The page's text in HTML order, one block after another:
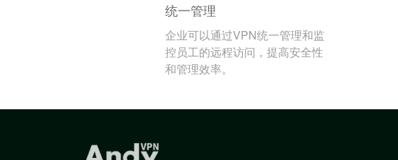
统一管理
企业可以通过VPN统一管理和监
控员工的远程访问，提高安全性
和管理效率。